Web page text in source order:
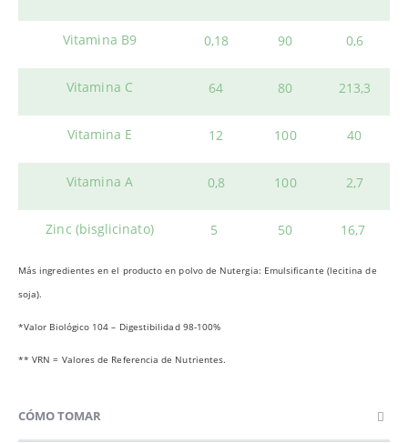
Vitamina B9 0,18 90 0,6
Vitamina C 64 80 213,3
Vitamina E 12 100 40
Vitamina A 0,8 100 2,7
Zinc (bisglicinato) 5 50 16,7
Más ingredientes en el producto en polvo de Nutergia: Emulsificante (lecitina de
soja).
*Valor Biológico 104 – Digestibilidad 98-100%
** VRN = Valores de Referencia de Nutrientes.
CÓMO TOMAR